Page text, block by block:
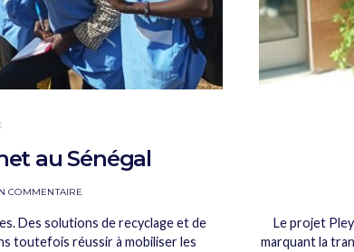
au Sénégal
COMMENTAIRE
Des solutions de recyclage et de
toutefois réussir à mobiliser les
Le projet
marquant la